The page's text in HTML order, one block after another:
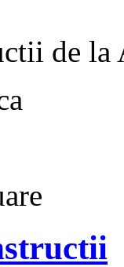
inspectii si uitati de
inspectii si uitati de
de la